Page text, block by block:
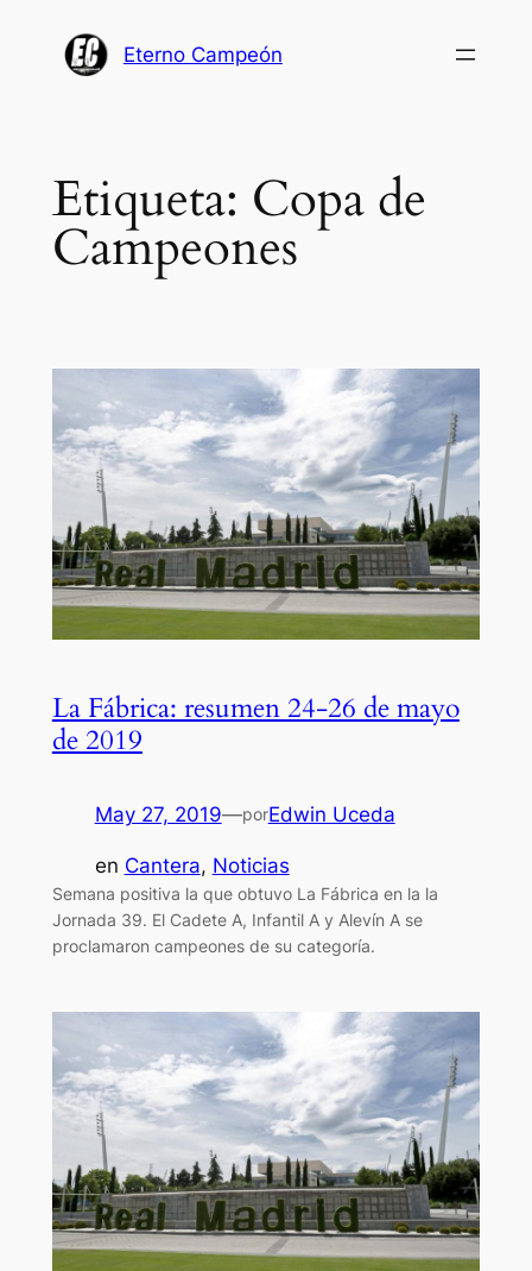
Eterno Campeón
Etiqueta: Copa de
Campeones
La Fábrica: resumen 24-26 de mayo
de 2019
May 27, 2019—porEdwin Uceda
en Cantera, Noticias
Semana positiva la que obtuvo La Fábrica en la la
Jornada 39. El Cadete A, Infantil A y Alevín A se
proclamaron campeones de su categoría.